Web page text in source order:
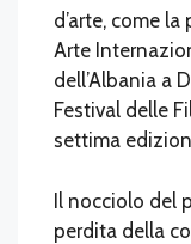
d’arte, come
Arte
dell’Albania a
Festival delle
settima
Il nocciolo del
perdita della